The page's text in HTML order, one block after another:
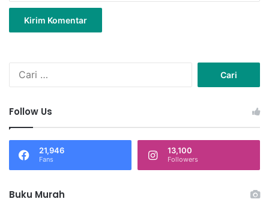
u
k
Follow Us
21,946
Fans
13,100
Followers
Buku Murah